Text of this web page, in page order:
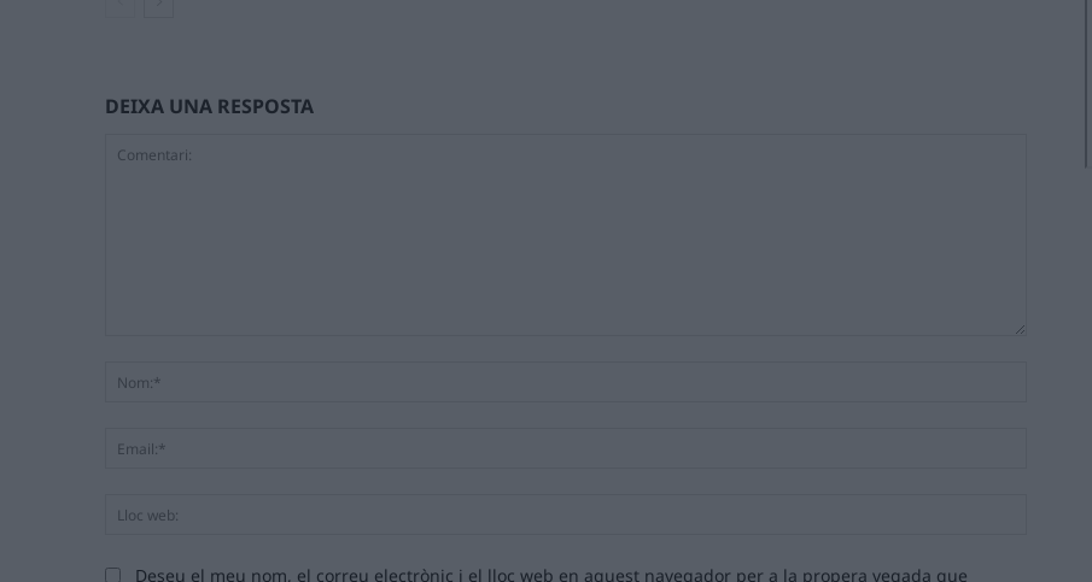
DEIXA UNA RESPOSTA
Deseu el meu nom, el correu electrònic i el lloc web en aquest navegador per a la propera vegada que